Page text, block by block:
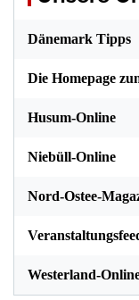
Dänemark Tipps
Die Homepage
Husum-Online
Niebüll-Online
Nord-Ostee-
Westerland-